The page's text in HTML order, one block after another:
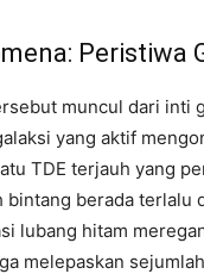
Peristiwa
muncul dari inti
yang aktif
TDE terjauh yang
bintang berada terlalu
lubang hitam
melepaskan